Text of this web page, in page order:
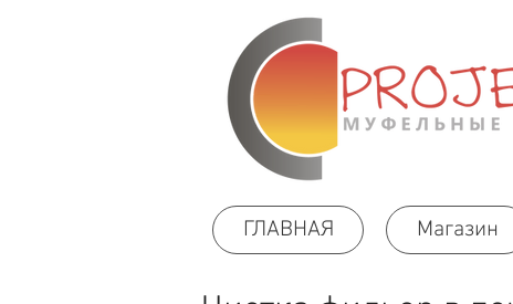
ГЛАВНАЯ Магазин